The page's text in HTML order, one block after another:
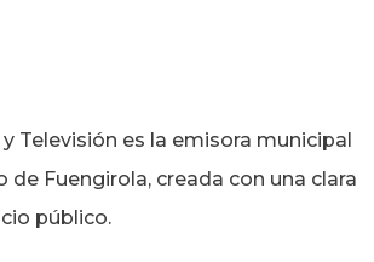
Televisión es la emisora municipal
Fuengirola, creada con una clara
público.